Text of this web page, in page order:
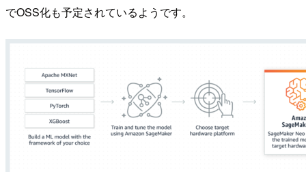
でOSS化も予定されているようです。